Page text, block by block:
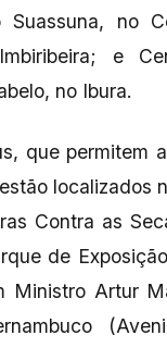
Suassuna, no
e
no Ibura.
que permitem
localizados
Contra as
de
Ministro Artur